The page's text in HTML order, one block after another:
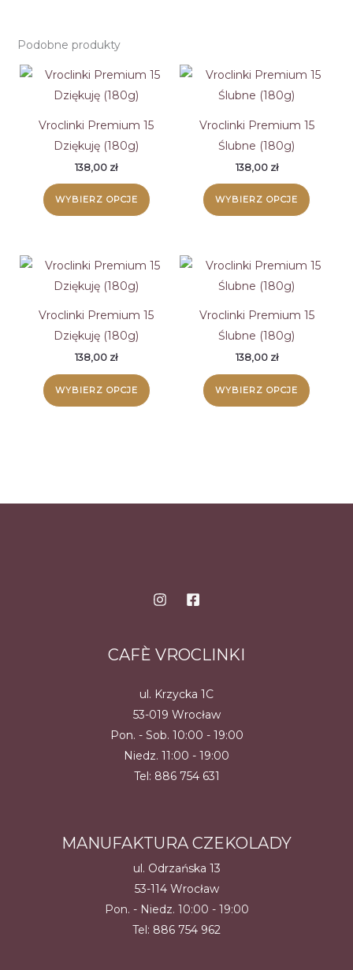
Podobne produkty
Vroclinki Premium 15
Dziękuję (180g)
138,00 zł
WYBIERZ OPCJE
Vroclinki Premium 15
Ślubne (180g)
138,00 zł
WYBIERZ OPCJE
Vroclinki Premium 15
Dziękuję (180g)
138,00 zł
WYBIERZ OPCJE
Vroclinki Premium 15
Ślubne (180g)
138,00 zł
WYBIERZ OPCJE
CAFÈ VROCLINKI
ul. Krzycka 1C
53-019 Wrocław
Pon. - Sob. 10:00 - 19:00
Niedz. 11:00 - 19:00
Tel: 886 754 631
MANUFAKTURA CZEKOLADY
ul. Odrzańska 13
53-114 Wrocław
Pon. - Niedz. 10:00 - 19:00
Tel: 886 754 962